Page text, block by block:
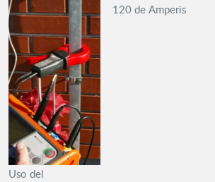
Uso del
120 de Amperis